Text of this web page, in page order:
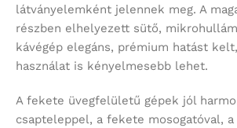
látványelemként jelennek meg. A
részben elhelyezett sütő,
kávégép elegáns, prémium hatást
használat is kényelmesebb lehet.
A fekete üvegfelületű gépek jól
csapteleppel, a fekete mosogatóval,